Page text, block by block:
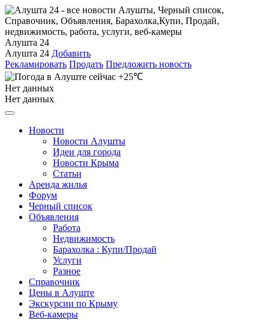
Алушта 24
Алушта 24 Добавить
Рекламировать Продать Предложить новость
+25℃
Нет данных
Нет данных
Новости
Новости Алушты
Идеи для города
Новости Крыма
Статьи
Аренда жилья
Форум
Черный список
Объявления
Работа
Недвижимость
Барахолка : Купи/Продай
Услуги
Разное
Справочник
Цены в Алуште
Экскурсии по Крыму
Веб-камеры